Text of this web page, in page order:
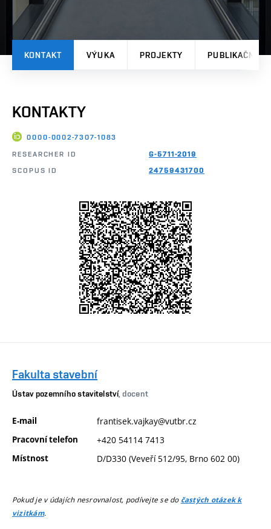
KONTAKT VÝUKA PROJEKTY PUBLIKAČNÍ
KONTAKTY
0000-0002-7307-1083
RESEARCHER ID
G-5711-2019
SCOPUS ID
24759431700
Fakulta stavební
Ústav pozemního stavitelství, docent
E-mail frantisek.vajkay@vutbr.cz
Pracovní telefon +420 54114 7413
Místnost D/D330 (Veveří 512/95, Brno 602 00)
Pokud je v údajích nesrovnalost, podívejte se do častých otázek k
vizitkám.